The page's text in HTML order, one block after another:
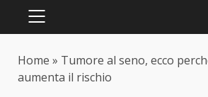
PRIMARY
Home » Tumore al seno, ecco
aumenta il rischio